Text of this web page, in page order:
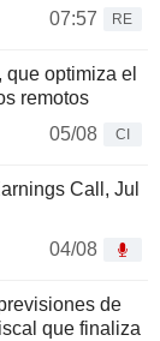
07:57
RE
optimiza el
remotos
05/08
CI
Call, Jul
04/08
de
que finaliza